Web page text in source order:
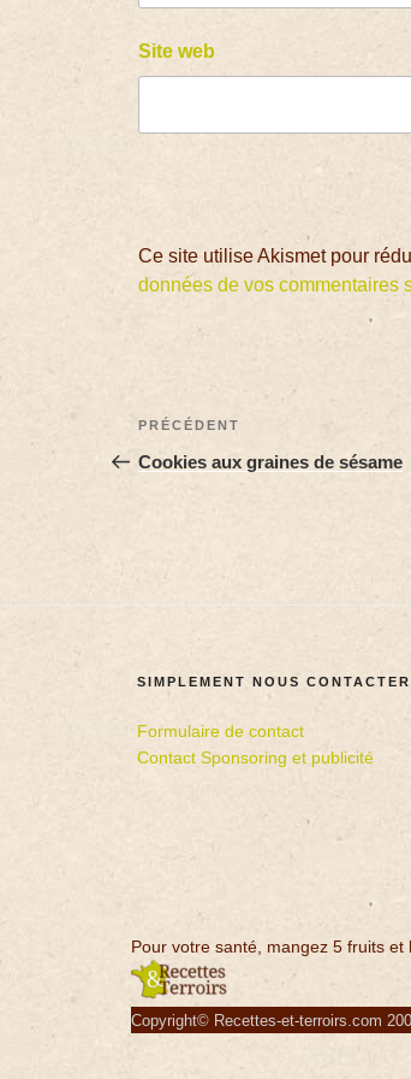
Site web
Ce site utilise Akismet pour
données de vos commentaires
PRÉCÉDENT
Cookies aux graines de sésame
SIMPLEMENT NOUS CONTACTER
Formulaire de contact
Contact Sponsoring et publicité
Pour votre santé, mangez 5 fruits
Copyright© Recettes-et-terroirs.com